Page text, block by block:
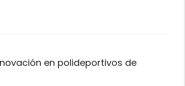
en polideportivos de